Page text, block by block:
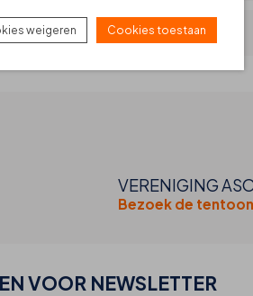
VERENIGING
Bezoek de
VOOR NEWSLETTER
weigeren Cookies toestaan